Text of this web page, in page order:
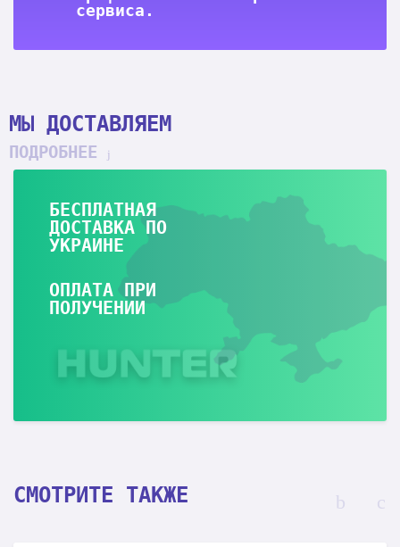
сервиса.
МЫ ДОСТАВЛЯЕМ
ПОДРОБНЕЕ
БЕСПЛАТНАЯ
ДОСТАВКА ПО
УКРАИНЕ
ОПЛАТА ПРИ
ПОЛУЧЕНИИ
СМОТРИТЕ ТАКЖЕ